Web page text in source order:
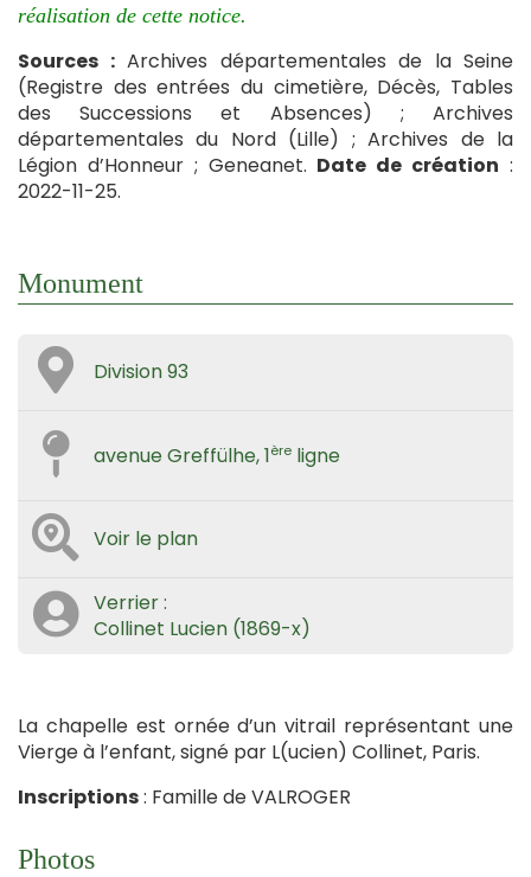
réalisation de cette notice.
Sources :Archives départementales de la Seine
(Registre des entrées du cimetière, Décès, Tables
des Successions et Absences) ; Archives
départementales du Nord (Lille) ; Archives de la
Légion d’Honneur ; Geneanet. Date de création :
2022-11-25.
Monument
Division 93
avenue Greffülhe, 1ère ligne
Voir le plan
Verrier :
Collinet Lucien (1869-x)
La chapelle est ornée d’un vitrail représentant une
Vierge à l’enfant, signé par L(ucien) Collinet, Paris.
Inscriptions: Famille de VALROGER
Photos